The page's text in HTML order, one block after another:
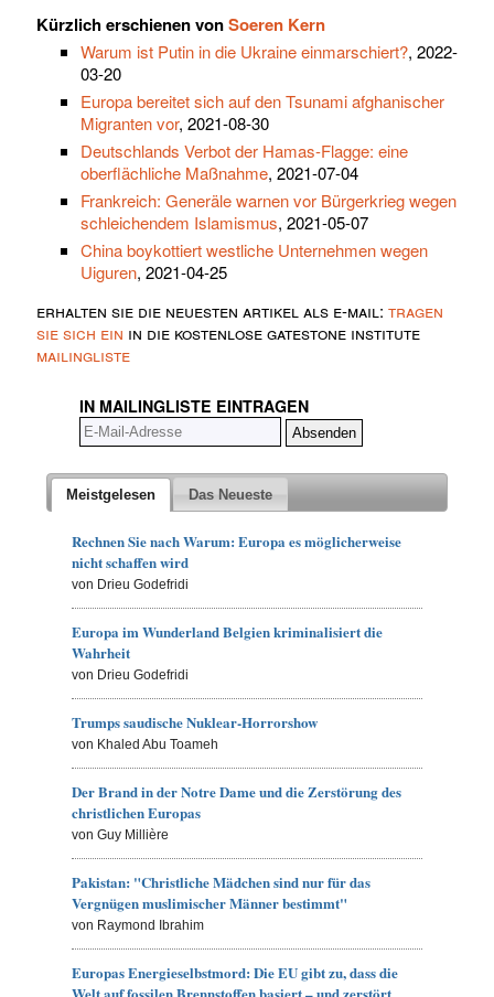
Kürzlich erschienen vonSoeren Kern
Warum ist Putin in die Ukraine einmarschiert?, 2022-
03-20
Europa bereitet sich auf den Tsunami afghanischer
Migranten vor, 2021-08-30
Deutschlands Verbot der Hamas-Flagge: eine
oberflächliche Maßnahme, 2021-07-04
Frankreich: Generäle warnen vor Bürgerkrieg wegen
schleichendem Islamismus, 2021-05-07
China boykottiert westliche Unternehmen wegen
Uiguren, 2021-04-25
erhalten sie die neuesten artikel als e-mail: tragen
sie sich ein in die kostenlose gatestone institute
mailingliste
IN MAILINGLISTE EINTRAGEN
Meistgelesen Das Neueste
Rechnen Sie nach Warum: Europa es möglicherweise
nicht schaffen wird
von Drieu Godefridi
Europa im Wunderland Belgien kriminalisiert die
Wahrheit
von Drieu Godefridi
Trumps saudische Nuklear-Horrorshow
von Khaled Abu Toameh
Der Brand in der Notre Dame und die Zerstörung des
christlichen Europas
von Guy Millière
Pakistan: "Christliche Mädchen sind nur für das
Vergnügen muslimischer Männer bestimmt"
von Raymond Ibrahim
Europas Energieselbstmord: Die EU gibt zu, dass die